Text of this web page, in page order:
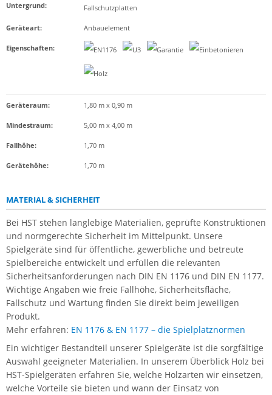
Untergrund: Fallschutzplatten
Geräteart: Anbauelement
Eigenschaften:
Geräteraum: 1,80 m x 0,90 m
Mindestraum: 5,00 m x 4,00 m
Fallhöhe: 1,70 m
Gerätehöhe: 1,70 m
MATERIAL & SICHERHEIT
Bei HST stehen langlebige Materialien, geprüfte Konstruktionen
und normgerechte Sicherheit im Mittelpunkt. Unsere
Spielgeräte sind für öffentliche, gewerbliche und betreute
Spielbereiche entwickelt und erfüllen die relevanten
Sicherheitsanforderungen nach DIN EN 1176 und DIN EN 1177.
Wichtige Angaben wie freie Fallhöhe, Sicherheitsfläche,
Fallschutz und Wartung finden Sie direkt beim jeweiligen
Produkt.
Mehr erfahren: EN 1176 & EN 1177 – die Spielplatznormen
Ein wichtiger Bestandteil unserer Spielgeräte ist die sorgfältige
Auswahl geeigneter Materialien. In unserem Überblick Holz bei
HST-Spielgeräten erfahren Sie, welche Holzarten wir einsetzen,
welche Vorteile sie bieten und wann der Einsatz von